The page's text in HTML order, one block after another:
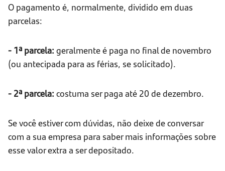
O pagamento é, normalmente, dividido em duas
parcelas:
- 1ª parcela: geralmente é paga no final de novembro
(ou antecipada para as férias, se solicitado).
- 2ª parcela: costuma ser paga até 20 de dezembro.
Se você estiver com dúvidas, não deixe de conversar
com a sua empresa para saber mais informações sobre
esse valor extra a ser depositado.